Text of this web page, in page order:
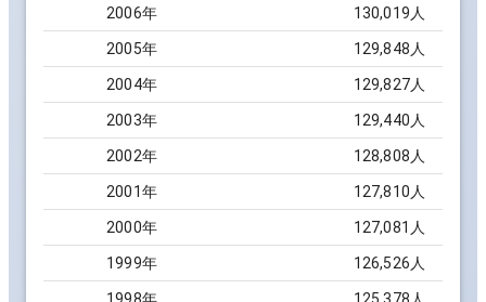
2006年 130,019 人
2005年 129,848 人
2004年 129,827人
2003年 129,440 人
2002年 128,808 人
2001年 127,810 人
2000年 127,081 人
1999年 126,526 人